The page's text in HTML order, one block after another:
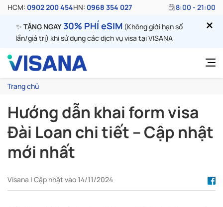
HCM: 0902 200 454HN: 0968 354 027 8:00 - 21:00
✨ TẶNG NGAY30% PHÍ eSIM (Không giới hạn số
lần/giá trị) khi sử dụng các dịch vụ visa tại VISANA
Trang chủ
Hướng dẫn khai form visa
Đài Loan chi tiết – Cập nhật
mới nhất
Visana | Cập nhật vào 14/11/2024